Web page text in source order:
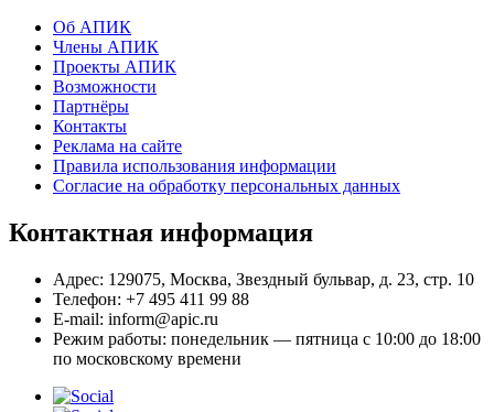
Об АПИК
Члены АПИК
Проекты АПИК
Возможности
Партнёры
Контакты
Реклама на сайте
Правила использования информации
Согласие на обработку персональных данных
Контактная информация
Адрес: 129075, Москва, Звездный бульвар, д. 23, стр. 10
Телефон: +7 495 411 99 88
E-mail: inform@apic.ru
Режим работы: понедельник — пятница с 10:00 до 18:00
по московскому времени